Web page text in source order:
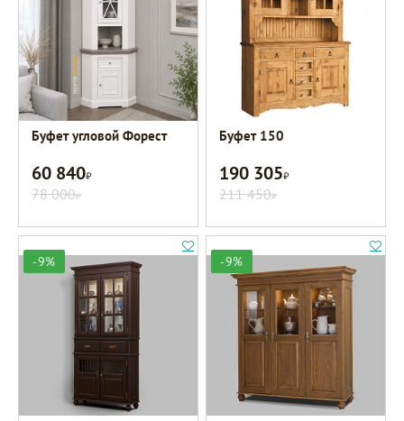
Буфет угловой Форест
60 840Р
78 000Р
Буфет 150
190 305Р
211 450Р
-9% -9%